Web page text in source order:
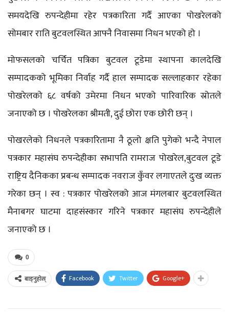
समयदेखि रुपन्देहीमा रहेर पत्रकारिता गर्दै आएका पोखरेलको
सोमबार राति बुटवलस्थित आफ्नै निवासमा निधन भएको हो ।
मोफसलको चर्चित पत्रिका बुटवल टूडेमा स्थापना कालदेखि
सम्पादकको भूमिका निर्वाह गर्दै हाल सम्पादक सल्लाहकार रहेका
पोखरेलको ६८ वर्षको उमेरमा निधन भएको पारिवारिक स्रोतले
जनाएको छ । पोखरेलका श्रीमती, दुई छोरा एक छोरी छन् ।
पोखरलेको निधनले पत्रकारितामा नै ठूलो क्षति पुगेको भन्दै नेपाल
पत्रकार महासंघ रुपन्देहीका सभापति रामराज पोखरेल,बुटवल टूडे
राष्ट्रिय दैनिकका प्रबन्ध सम्पादक नवराज कुँवर लगाएतले दुःख व्यक्त
गरेका छन् । स्व : पत्रकार पोखरेलको आज मंगलबार बुटवलस्थित
मैनाबगर घाटमा दाहसंस्कार गरिने पत्रकार महासंघ रुपन्देहीले
जनाएको छ ।
0
बाड्नुहोस् Facebook Twitter Google+